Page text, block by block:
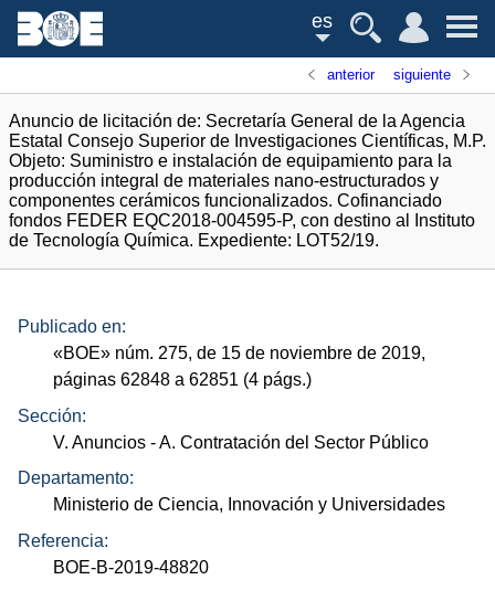
es
anterior siguiente
Anuncio de licitación de: Secretaría General de la Agencia
Estatal Consejo Superior de Investigaciones Científicas, M.P.
Objeto: Suministro e instalación de equipamiento para la
producción integral de materiales nano-estructurados y
componentes cerámicos funcionalizados. Cofinanciado
fondos FEDER EQC2018-004595-P, con destino al Instituto
de Tecnología Química. Expediente: LOT52/19.
Publicado en:
«BOE» núm. 275, de 15 de noviembre de 2019,
páginas 62848 a 62851 (4 págs.)
Sección:
V. Anuncios - A. Contratación del Sector Público
Departamento:
Ministerio de Ciencia, Innovación y Universidades
Referencia:
BOE-B-2019-48820